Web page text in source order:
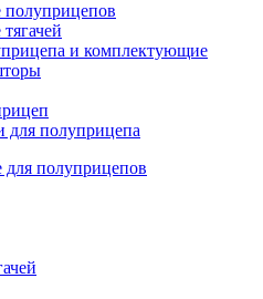
полуприцепов
и комплектующие
для полуприцепа
для полуприцепов